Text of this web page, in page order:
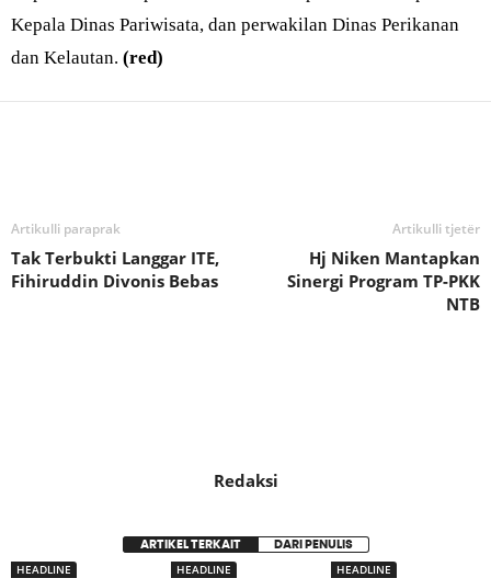
Kepala Dinas Pariwisata, dan perwakilan Dinas Perikanan
dan Kelautan. (red)
Artikulli paraprak
Tak Terbukti Langgar ITE,
Fihiruddin Divonis Bebas
Artikulli tjetër
Hj Niken Mantapkan
Sinergi Program TP-PKK
NTB
Redaksi
ARTIKEL TERKAIT DARI PENULIS
HEADLINE HEADLINE HEADLINE